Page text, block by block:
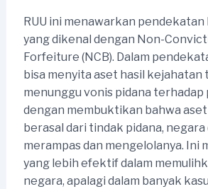
RUU ini menawarkan
yang dikenal dengan Non-
Forfeiture (NCB). Dalam
bisa menyita aset hasil kejahatan
menunggu vonis pidana terhadap
dengan membuktikan bahwa
berasal dari tindak pidana,
merampas dan mengelolanya. Ini
yang lebih efektif dalam
negara, apalagi dalam banyak